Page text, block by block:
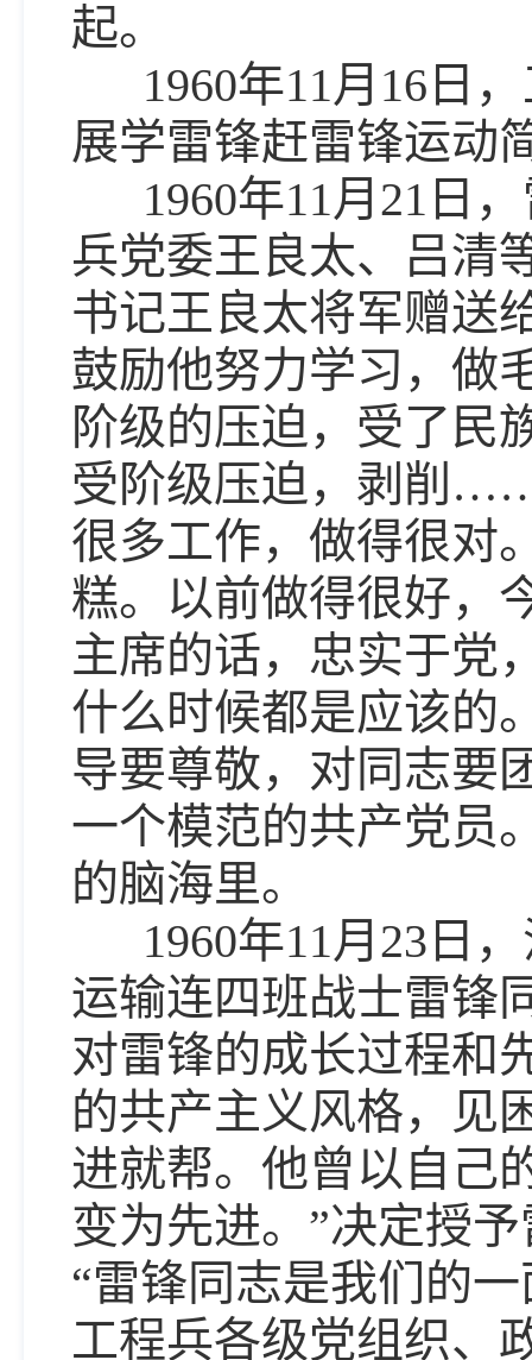
起。
1960年11月16日，
展学雷锋赶雷锋运动
1960年11月21日，
兵党委王良太、吕清
书记王良太将军赠送
鼓励他努力学习，做
阶级的压迫，受了民
受阶级压迫，剥削
很多工作，做得很对
糕。以前做得很好，
主席的话，忠实于党
什么时候都是应该的
导要尊敬，对同志要
一个模范的共产党员
的脑海里。
1960年11月23日，
运输连四班战士雷锋
对雷锋的成长过程和
的共产主义风格，见
进就帮。他曾以自己
变为先进。”决定授
“雷锋同志是我们的
工程兵各级党组织、